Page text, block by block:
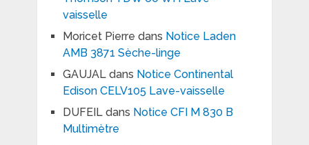
vaisselle
Moricet Pierre dans Notice Laden
AMB 3871 Sèche-linge
GAUJALdans Notice Continental
Edison CELV105 Lave-vaisselle
DUFEILdans Notice CFI M 830 B
Multimètre